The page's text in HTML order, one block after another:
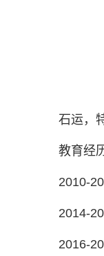
石运，
教育经
2010-
2014-
2016-